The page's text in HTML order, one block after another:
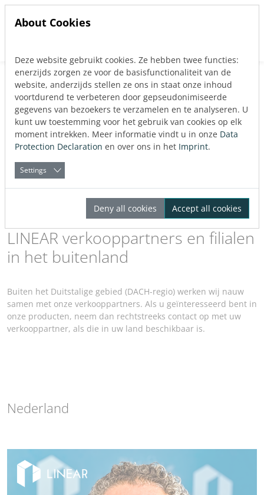
Jump directly to main navigation
Jump directly to content
LINEAR verkooppartners en filialen
in het buitenland
Buiten het Duitstalige gebied (DACH-regio) werken wij nauw
samen met onze verkooppartners. Als u geïnteresseerd bent in
onze producten, neem dan rechtstreeks contact op met uw
verkooppartner, als die in uw land beschikbaar is.
Nederland
About Cookies
Deze website gebruikt cookies. Ze hebben twee functies:
enerzijds zorgen ze voor de basisfunctionaliteit van de
website, anderzijds stellen ze ons in staat onze inhoud
voortdurend te verbeteren door gepseudonimiseerde
gegevens van bezoekers te verzamelen en te analyseren. U
kunt uw toestemming voor het gebruik van cookies op elk
moment intrekken. Meer informatie vindt u in onze Data
Protection Declaration en over ons in het Imprint.
Settings
Deny all cookies Accept all cookies